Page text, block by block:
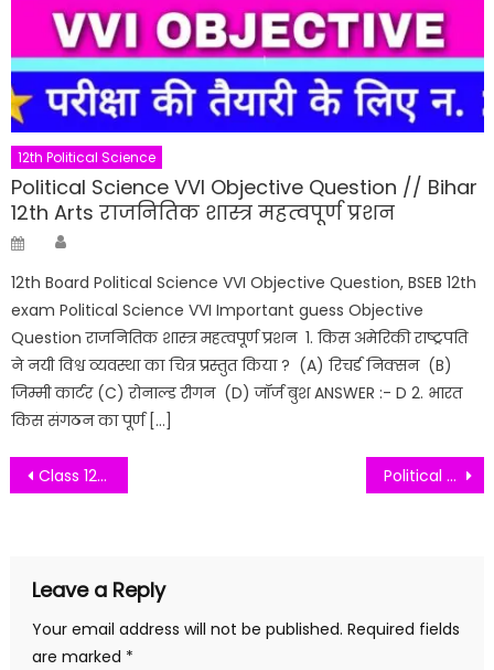
12th Political Science
Political Science VVI Objective Question // Bihar
12th Arts राजनितिक शास्त्र महत्वपूर्ण प्रशन
Posted
12th Board Political Science VVI Objective Question, BSEB 12th
exam Political Science VVI Important guess Objective
Question राजनितिक शास्त्र महत्वपूर्ण प्रशन 1. किस अमेरिकी राष्ट्रपति
ने नयी विश्व व्यवस्था का चित्र प्रस्तुत किया ? (A) रिचर्ड निक्सन (B)
जिम्मी कार्टर (C) रोनाल्ड रीगन (D) जॉर्ज बुश ANSWER :- D 2. भारत
किस संगठन का पूर्ण […]
Post
Class 12th History VVI Objective Question // 12th Board Arts History VVI Question Political Science VVI Objective Question // Bihar 12th Arts राजनितिक शास्त्र महत्वपूर्ण प्रशन
Leave a Reply
Your email address will not be published. Required fields
are marked *